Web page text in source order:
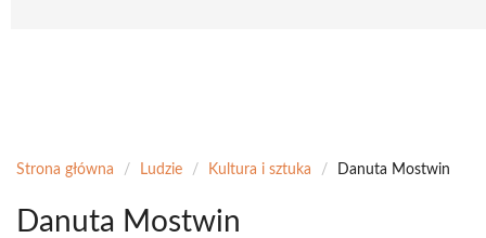
Strona główna / Ludzie / Kultura i sztuka / Danuta Mostwin
Danuta Mostwin